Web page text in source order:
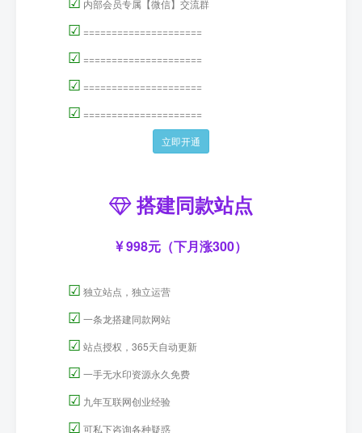
内部会员专属【微信】交流群
☑ =====================
☑ =====================
☑ =====================
☑ =====================
立即开通
搭建同款站点
998元（下月涨300）
☑ 独立站点，独立运营
☑ 一条龙搭建同款网站
☑ 站点授权，365天自动更新
☑ 一手无水印资源永久免费
☑ 九年互联网创业经验
☑ 可私下咨询各种疑惑